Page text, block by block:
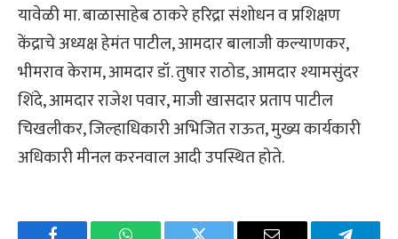
यावेळी मा. बाळासाहेब ठाकरे हरिद्रा संशोधन व प्रशिक्षण
केंद्राचे अध्यक्ष हेमंत पाटील, आमदार बालाजी कल्याणकर,
भीमराव केराम, आमदार डॉ. तुषार राठोड, आमदार श्यामसुंदर
शिंदे, आमदार राजेश पवार, माजी खासदार प्रताप पाटील
चिखलीकर, जिल्हाधिकारी अभिजित राऊत, मुख्य कार्यकारी
अधिकारी मीनल करनवाल आदी उपस्थित होते.